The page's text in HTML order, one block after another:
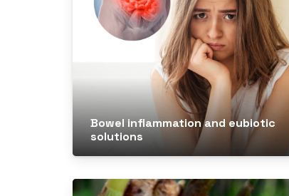
Bowel inflammation and eubiotic
solutions